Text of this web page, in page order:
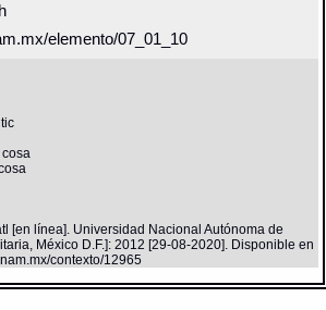
elemento/07_01_10
[en línea]. Universidad Nacional Autónoma de
México D.F.]: 2012 [29-08-2020]. Disponible en
contexto/12965